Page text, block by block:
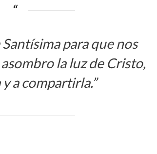
para que nos
la luz de Cristo,
a compartirla.”